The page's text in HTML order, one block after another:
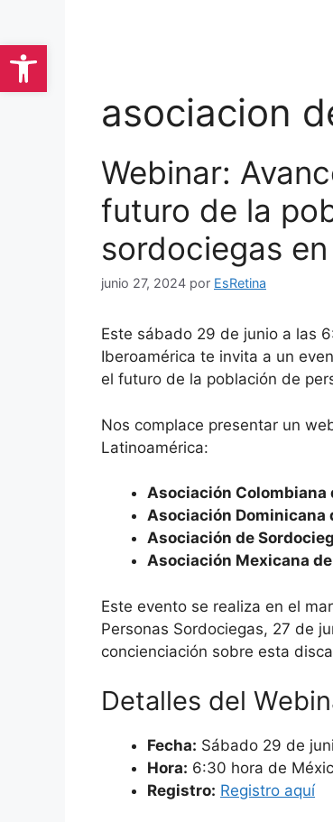
Abrir barra de herramientas
contenido
asociacion
Webinar:
futuro de la
sordociegas
junio 27, 2024 por EsRetina
Este sábado 29 de junio a las
Iberoamérica te invita a un
el futuro de la población de
Nos complace presentar un
Latinoamérica:
Asociación Colombiana
Asociación Dominicana
Asociación de
Asociación Mexicana de
Este evento se realiza en el
Personas Sordociegas, 27 de
concienciación sobre esta
Detalles del
Fecha: Sábado 29 de
Hora: 6:30 hora de
Registro: Registro aquí